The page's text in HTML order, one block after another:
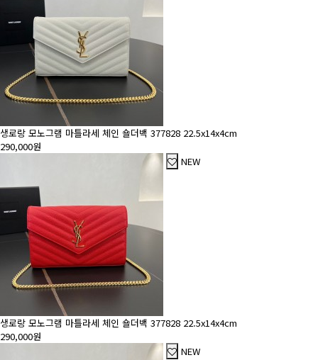
생로랑 모노그램 마틀라세 체인 숄더백 377828 22.5x14x4cm
290,000원
NEW
생로랑 모노그램 마틀라세 체인 숄더백 377828 22.5x14x4cm
290,000원
NEW